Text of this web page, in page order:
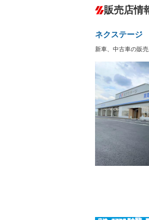
ダウンヒルア
Bluetooth接続
オーディオ：
サーバー
－
ヘッドライト
ー
LEDヘッドラ
ETC
ランフラット
－ フルフラット
シートヒータ
－
ルーフレール
販売店情
ネクステージ
新車、中古車の販